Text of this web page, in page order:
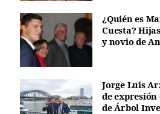
¿Quién es
Cuesta?
y novio de
Jorge Luis
de expresión
de Árbol